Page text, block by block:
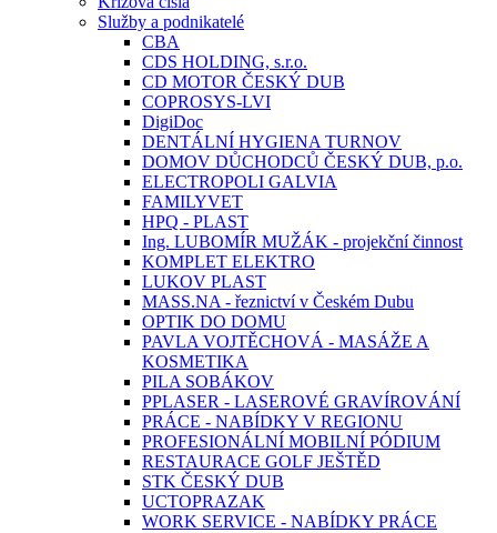
Služby a podnikatelé
CBA
CDS HOLDING, s.r.o.
CD MOTOR ČESKÝ DUB
COPROSYS-LVI
DigiDoc
DENTÁLNÍ HYGIENA TURNOV
DOMOV DŮCHODCŮ ČESKÝ DUB, p.o.
ELECTROPOLI GALVIA
FAMILYVET
HPQ - PLAST
Ing. LUBOMÍR MUŽÁK - projekční činnost
KOMPLET ELEKTRO
LUKOV PLAST
MASS.NA - řeznictví v Českém Dubu
OPTIK DO DOMU
PAVLA VOJTĚCHOVÁ - MASÁŽE A
KOSMETIKA
PILA SOBÁKOV
PPLASER - LASEROVÉ GRAVÍROVÁNÍ
PRÁCE - NABÍDKY V REGIONU
PROFESIONÁLNÍ MOBILNÍ PÓDIUM
RESTAURACE GOLF JEŠTĚD
STK ČESKÝ DUB
UCTOPRAZAK
WORK SERVICE - NABÍDKY PRÁCE